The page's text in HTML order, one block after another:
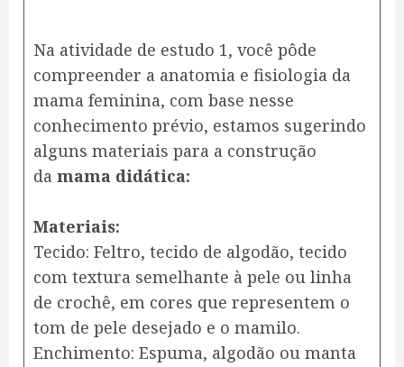
Na atividade de estudo 1, você pôde
compreender a anatomia e fisiologia da
mama feminina, com base nesse
conhecimento prévio, estamos sugerindo
alguns materiais para a construção
da mama didática:
Materiais:
Tecido: Feltro, tecido de algodão, tecido
com textura semelhante à pele ou linha
de crochê, em cores que representem o
tom de pele desejado e o mamilo.
Enchimento: Espuma, algodão ou manta